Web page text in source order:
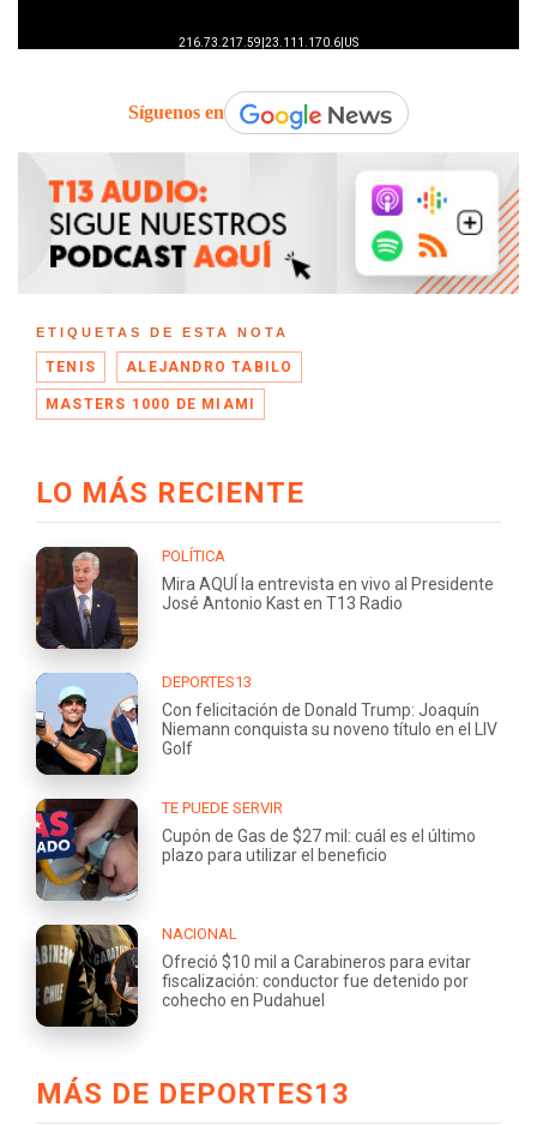
Síguenos en
ETIQUETAS DE ESTA NOTA
TENIS ALEJANDRO TABILO
MASTERS 1000 DE MIAMI
LO MÁS RECIENTE
POLÍTICA
Mira AQUÍ la entrevista en vivo al Presidente
José Antonio Kast en T13 Radio
DEPORTES13
Con felicitación de Donald Trump: Joaquín
Niemann conquista su noveno título en el LIV
Golf
TE PUEDE SERVIR
Cupón de Gas de $27 mil: cuál es el último
plazo para utilizar el beneficio
NACIONAL
Ofreció $10 mil a Carabineros para evitar
fiscalización: conductor fue detenido por
cohecho en Pudahuel
MÁS DE DEPORTES13